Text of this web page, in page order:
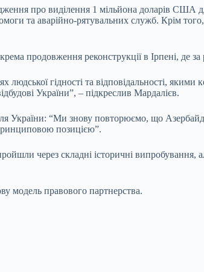
про виділення 1 мільйона доларів
та аварійно-рятувальних служб. Крім
продовження реконструкції в Ірпені,
людської гідності та відповідальності,
України”, – підкреслив Мардалієв.
України: “Ми знову повторюємо, що
позицією”.
через складні історичні
модель правового партнерства.